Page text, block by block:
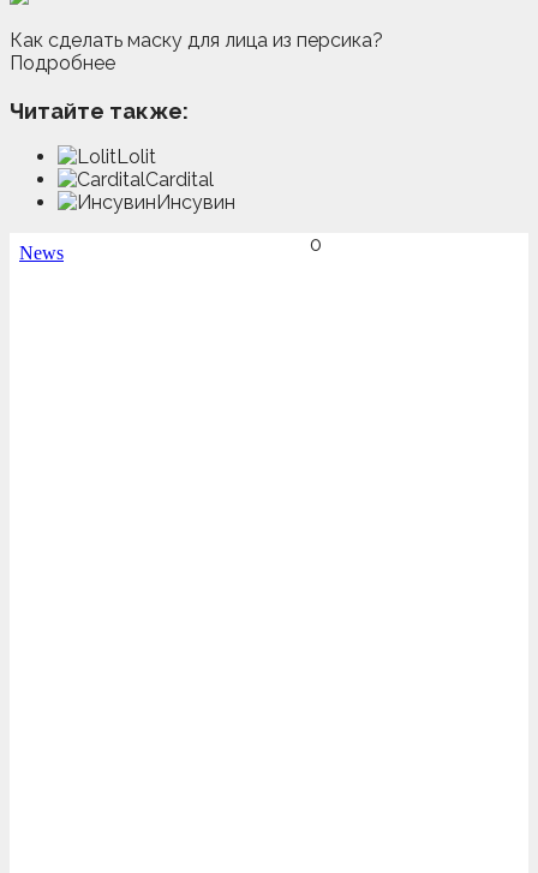
Как сделать маску для лица из персика?
Подробнее
Читайте также:
Lolit
Cardital
Инсувин
0